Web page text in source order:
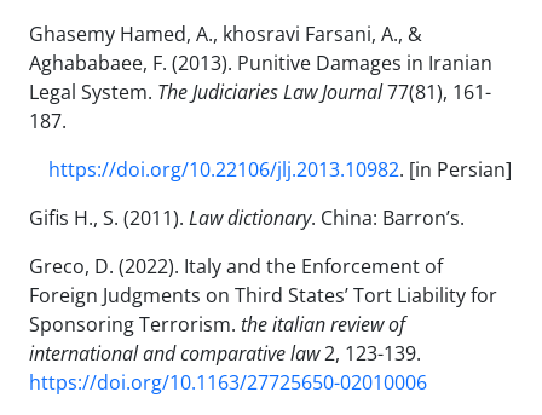
Ghasemy Hamed, A., khosravi Farsani, A., &
Aghababaee, F. (2013). Punitive Damages in Iranian
Legal System. The Judiciaries Law Journal77(81), 161-
187.
https://doi.org/10.22106/jlj.2013.10982. [in Persian]
Gifis H., S. (2011). Law dictionary. China: Barron’s.
Greco, D. (2022). Italy and the Enforcement of
Foreign Judgments on Third States’ Tort Liability for
Sponsoring Terrorism. the italian review of
international and comparative law2, 123-139.
https://doi.org/10.1163/27725650-02010006